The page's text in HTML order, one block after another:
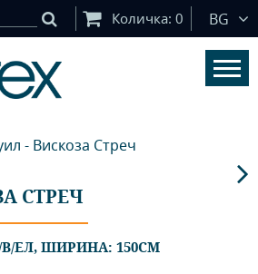
Количка: 0 BG
СТРЕЧ
В/ЕЛ, ШИРИНА: 150СМ